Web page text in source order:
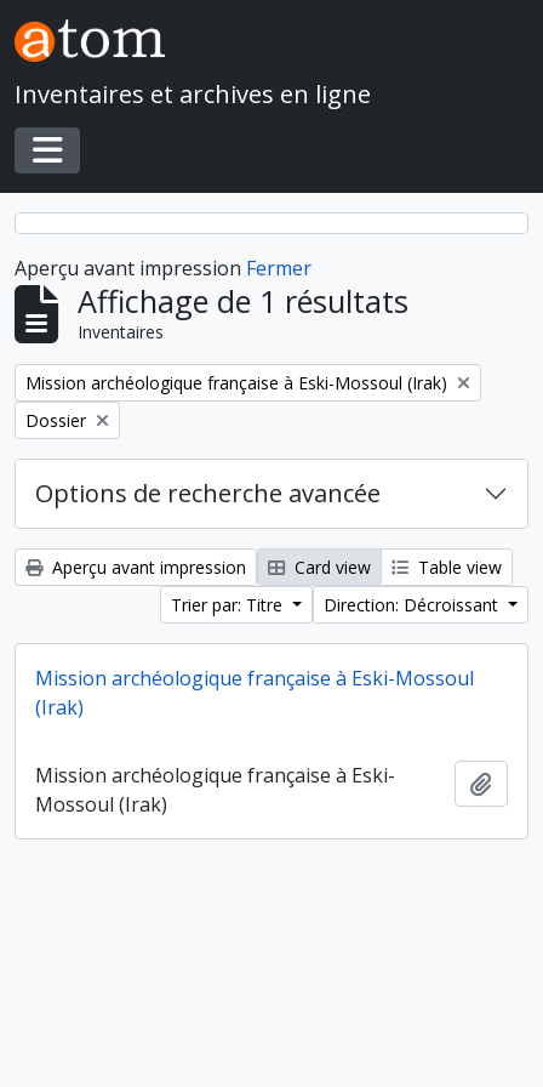
Skip to main content
Inventaires et archives en ligne
Toggle navigation
Aperçu avant impression Fermer
Affichage de 1 résultats
Inventaires
Remove filter:
Mission archéologique française à Eski-Mossoul (Irak)
Remove filter:
Dossier
Options de recherche avancée
Aperçu avant impression Card view
Table view
Trier par: Titre
Direction: Décroissant
Mission archéologique française à Eski-Mossoul
(Irak)
Mission archéologique française à Eski-
Mossoul (Irak)